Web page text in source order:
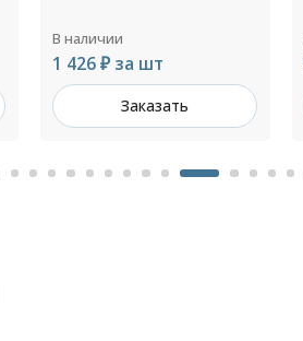
В наличии
923 ₽ за шт
Заказать